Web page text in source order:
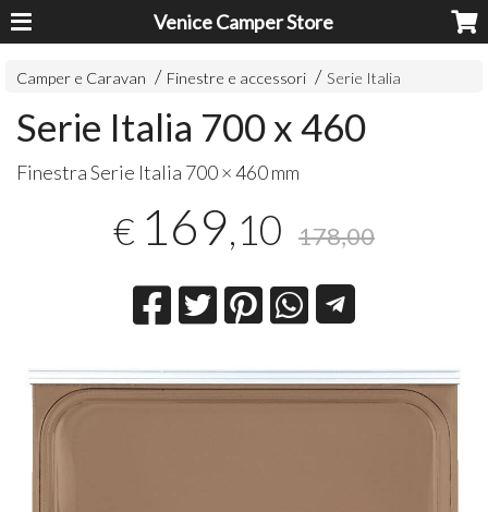
Venice Camper Store
Camper e Caravan Finestre e accessori Serie Italia
Serie Italia 700 x 460
Finestra Serie Italia 700 × 460 mm
€ 169,10 178,00